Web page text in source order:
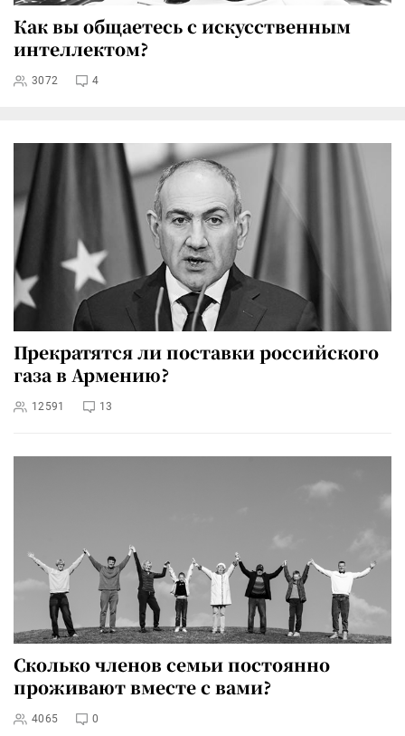
Как вы общаетесь с искусственным
интеллектом?
3072 4
Прекратятся ли поставки российского
газа в Армению?
12591 13
Сколько членов семьи постоянно
проживают вместе с вами?
4065 0